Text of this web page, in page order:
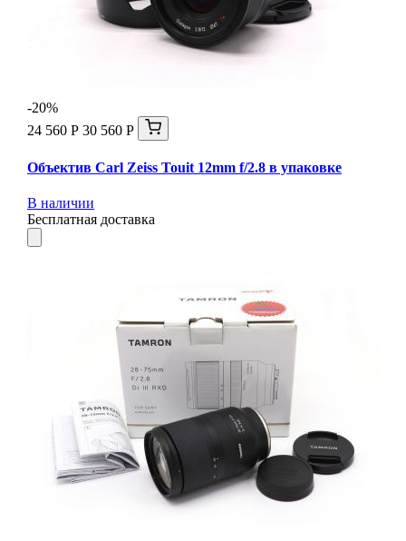
-20%
24 560 Р 30 560 Р
Объектив Carl Zeiss Touit 12mm f/2.8 в упаковке
В наличии
Бесплатная доставка